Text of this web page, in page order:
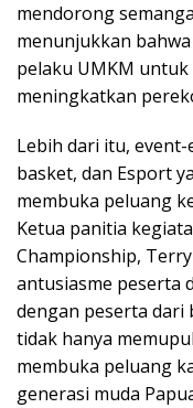
mendorong
menunjukkan
pelaku UMKM
meningkatkan
Lebih dari itu,
basket, dan Esport
membuka peluang
Ketua panitia
Championship,
antusiasme peserta
dengan peserta dari
tidak hanya
membuka peluang
generasi muda